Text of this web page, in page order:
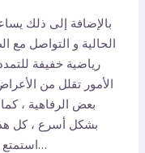
بالإضافة إلى ذلك
الحالية و التواصل مع
رياضية خفيفة
الأمور تقلل من
بعض الرفاهية ،
بشكل أسرع ، كل
استمتع بهذه الفترة من التشافي الكوني المبارك…